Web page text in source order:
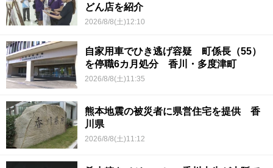
どん店を紹介
2026/8/8(土)12:10
自家用車でひき逃げ容疑 町係長（55）
を停職6カ月処分 香川・多度津町
2026/8/8(土)11:35
熊本地震の被災者に県営住宅を提供 香
川県
2026/8/8(土)11:12